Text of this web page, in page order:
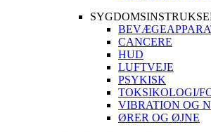
CANCERE
HUD
LUFTVEJE
PSYKISK
TOKSIKOLOGI/
VIBRATION OG
ØRER OG ØJNE